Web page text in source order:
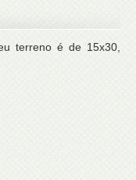
terreno é de 15x30,